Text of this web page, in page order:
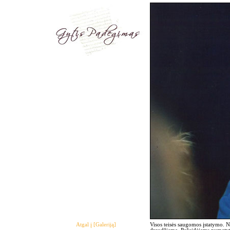
Atgal į [Galeriją]
Visos teisės saugomos